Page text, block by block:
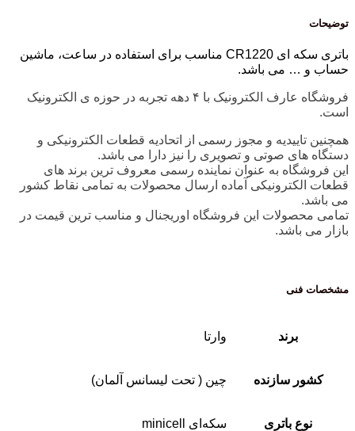
توضیحات
باتری سکه ای CR1220 مناسب برای استفاده در
ساعت، ماشین
حساب و … می باشد.
فروشگاه عارف الکترونیک با ۴ دهه تجربه در حوزه ی الکترونیک
است.
همچنین تاییدیه و مجوز رسمی از اتحادیه قطعات الکترونیکی و
دستگاه های صوتی و تصویری را نیز دارا می باشد.
این فروشگاه به عنوان نماینده رسمی معروف ترین برند های
قطعات الکترونیکی آماده ارسال محصولات به تمامی نقاط کشور
می باشد.
تمامی محصولات این فروشگاه اوریجنال و مناسب ترین قیمت در
بازار می باشد.
مشخصات فنی
برند وارتا
کشور سازنده چین ( تحت لیسانس آلمان)
نوع باتری سکه‌ای minicell